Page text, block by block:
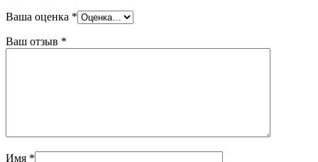
Ваша оценка *
Ваш отзыв *
Имя *